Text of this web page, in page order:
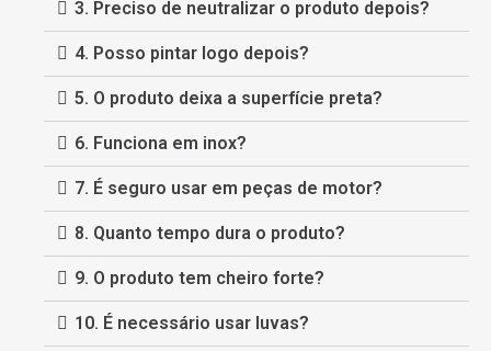
3. Preciso de neutralizar o produto depois?
4. Posso pintar logo depois?
5. O produto deixa a superfície preta?
6. Funciona em inox?
7. É seguro usar em peças de motor?
8. Quanto tempo dura o produto?
9. O produto tem cheiro forte?
10. É necessário usar luvas?